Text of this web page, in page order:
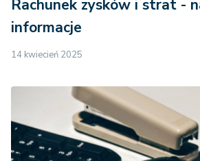
Rachunek zysków i strat -
informacje
14 kwiecień 2025